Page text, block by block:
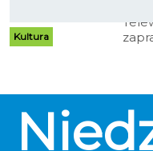
Kultura